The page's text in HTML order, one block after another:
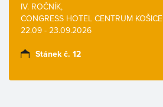
IV. ROČNÍK,
CONGRESS HOTEL CENTRUM KOŠICE
22.09 - 23.09.2026
Stánek č. 12